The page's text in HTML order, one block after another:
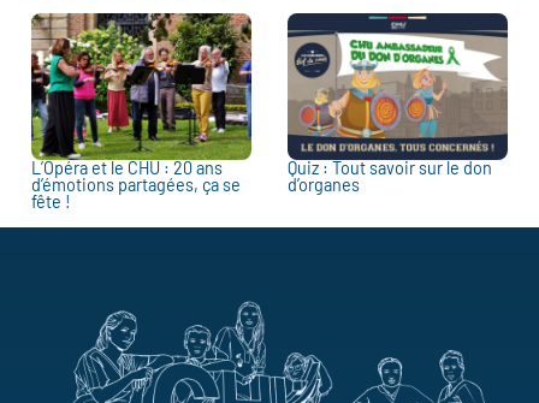
L’Opéra et le CHU : 20 ans
d’émotions partagées, ça se
fête !
Quiz : Tout savoir sur le don
d’organes